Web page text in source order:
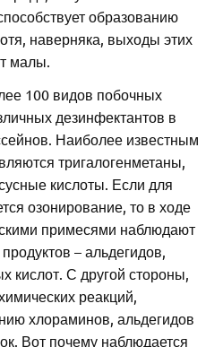
образованию
наверняка, выходы этих
малы.
100 видов побочных
дезинфектантов в
Наиболее известным
тригалогенметаны,
кислоты. Если для
озонирование, то в ходе
примесями наблюдают
– альдегидов,
кислот. С другой стороны,
реакций,
хлораминов, альдегидов
Вот почему наблюдается